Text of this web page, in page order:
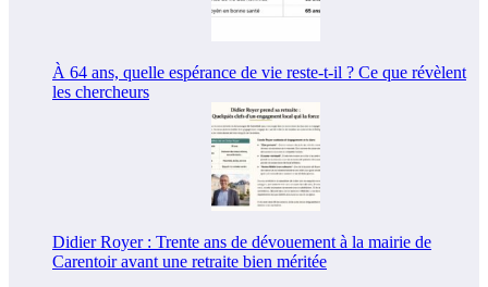
À 64 ans, quelle espérance de vie reste-t-il ? Ce que révèlent
les chercheurs
Didier Royer : Trente ans de dévouement à la mairie de
Carentoir avant une retraite bien méritée